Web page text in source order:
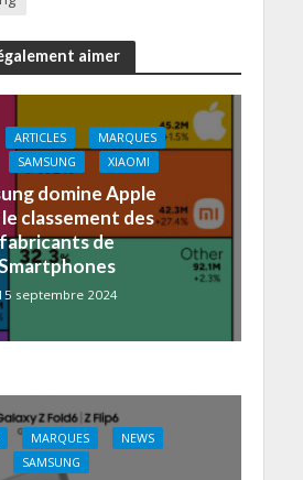
aimer
ARTICLES
MARQUES
SAMSUNG XIAOMI
domine Apple
classement des
de
septembre 2024
MARQUES
NEWS
SAMSUNG